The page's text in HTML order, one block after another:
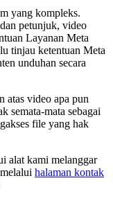
yang kompleks.
petunjuk, video
Layanan Meta
tinjau ketentuan Meta
unduhan secara
atas video apa pun
semata-mata sebagai
file yang hak
alat kami melanggar
halaman kontak